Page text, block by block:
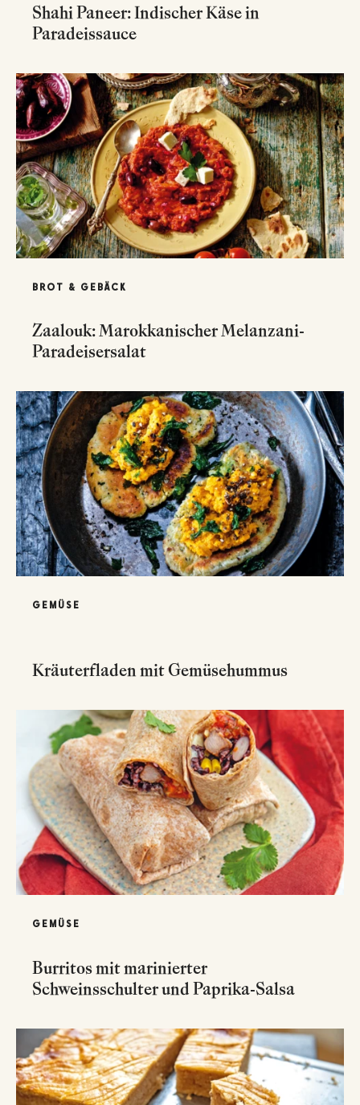
Shahi Paneer: Indischer Käse in
Paradeissauce
BROT & GEBÄCK
Zaalouk: Marokkanischer Melanzani-
Paradeisersalat
GEMÜSE
Kräuterfladen mit Gemüsehummus
GEMÜSE
Burritos mit marinierter
Schweinsschulter und Paprika-Salsa